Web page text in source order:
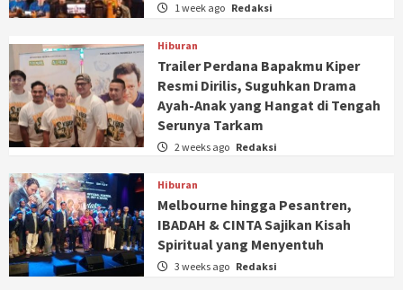
1 week ago Redaksi
Hiburan
Trailer Perdana Bapakmu Kiper
Resmi Dirilis, Suguhkan Drama
Ayah-Anak yang Hangat di Tengah
Serunya Tarkam
2 weeks ago Redaksi
Hiburan
Melbourne hingga Pesantren,
IBADAH & CINTA Sajikan Kisah
Spiritual yang Menyentuh
3 weeks ago Redaksi